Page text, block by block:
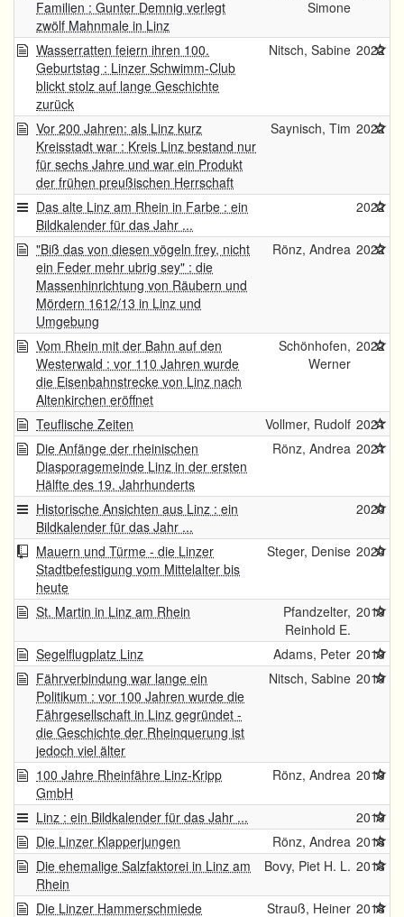
Familien : Gunter Demnig verlegt
zwölf Mahnmale in Linz
Simone
Wasserratten feiern ihren 100.
Geburtstag : Linzer Schwimm-Club
blickt stolz auf lange Geschichte
zurück
Nitsch, Sabine 2022
Vor 200 Jahren: als Linz kurz
Kreisstadt war : Kreis Linz bestand nur
für sechs Jahre und war ein Produkt
der frühen preußischen Herrschaft
Saynisch, Tim 2022
Das alte Linz am Rhein in Farbe : ein
Bildkalender für das Jahr ...
2022
"Biß das von diesen vögeln frey, nicht
ein Feder mehr ubrig sey" : die
Massenhinrichtung von Räubern und
Mördern 1612/13 in Linz und
Umgebung
Rönz, Andrea 2022
Vom Rhein mit der Bahn auf den
Westerwald : vor 110 Jahren wurde
die Eisenbahnstrecke von Linz nach
Altenkirchen eröffnet
Schönhofen,
Werner
2022
Teuflische Zeiten Vollmer, Rudolf 2021
Die Anfänge der rheinischen
Diasporagemeinde Linz in der ersten
Hälfte des 19. Jahrhunderts
Rönz, Andrea 2021
Historische Ansichten aus Linz : ein
Bildkalender für das Jahr ...
2020
Mauern und Türme - die Linzer
Stadtbefestigung vom Mittelalter bis
heute
Steger, Denise 2020
St. Martin in Linz am Rhein
Pfandzelter,
Reinhold E.
2019
Segelflugplatz Linz Adams, Peter 2019
Fährverbindung war lange ein
Politikum : vor 100 Jahren wurde die
Fährgesellschaft in Linz gegründet -
die Geschichte der Rheinquerung ist
jedoch viel älter
Nitsch, Sabine 2019
100 Jahre Rheinfähre Linz-Kripp
GmbH
Rönz, Andrea 2019
Linz : ein Bildkalender für das Jahr ...
2019
Die Linzer Klapperjungen
Rönz, Andrea 2018
Die ehemalige Salzfaktorei in Linz am
Rhein
Bovy, Piet H. L. 2018
Die Linzer Hammerschmiede Strauß, Heiner 2018